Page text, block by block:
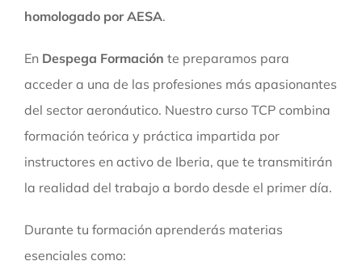
homologado por AESA.
En Despega Formación te preparamos para
acceder a una de las profesiones más apasionantes
del sector aeronáutico. Nuestro curso TCP combina
formación teórica y práctica impartida por
instructores en activo de Iberia, que te transmitirán
la realidad del trabajo a bordo desde el primer día.
Durante tu formación aprenderás materias
esenciales como: